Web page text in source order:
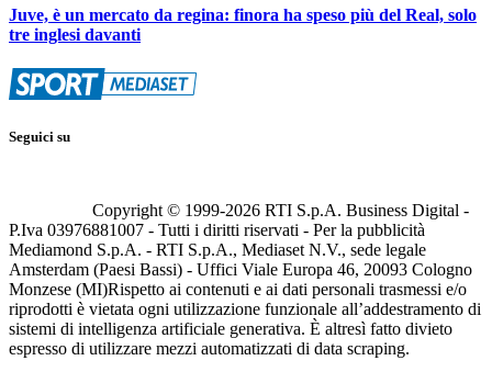
Juve, è un mercato da regina: finora ha speso più del Real, solo
tre inglesi davanti
Seguici su
Copyright © 1999-2026 RTI S.p.A. Business Digital -
P.Iva 03976881007 - Tutti i diritti riservati - Per la pubblicità
Mediamond S.p.A. - RTI S.p.A., Mediaset N.V., sede legale
Amsterdam (Paesi Bassi) - Uffici Viale Europa 46, 20093 Cologno
Monzese (MI)Rispetto ai contenuti e ai dati personali trasmessi e/o
riprodotti è vietata ogni utilizzazione funzionale all’addestramento di
sistemi di intelligenza artificiale generativa. È altresì fatto divieto
espresso di utilizzare mezzi automatizzati di data scraping.